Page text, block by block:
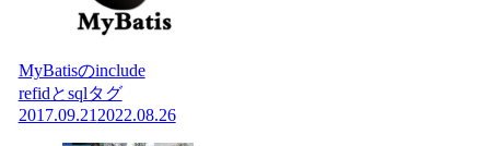
MyBatisのinclude
refidとsqlタグ
2017.09.21 2022.08.26